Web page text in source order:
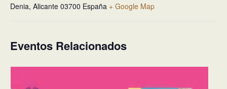
Denia, Alicante 03700 España + Google Map
Eventos Relacionados